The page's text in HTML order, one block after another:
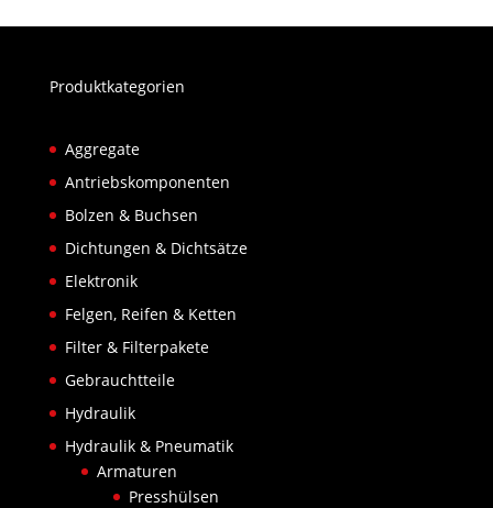
Produktkategorien
Aggregate
Antriebskomponenten
Bolzen & Buchsen
Dichtungen & Dichtsätze
Elektronik
Felgen, Reifen & Ketten
Filter & Filterpakete
Gebrauchtteile
Hydraulik
Hydraulik & Pneumatik
Armaturen
Presshülsen